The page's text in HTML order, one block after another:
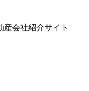
産会社紹介サイト